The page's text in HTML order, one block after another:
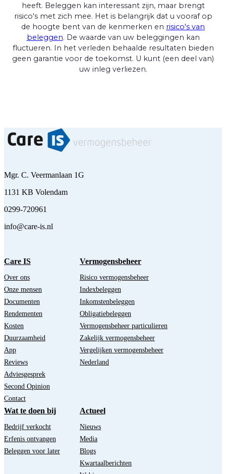
heeft. Beleggen kan interessant zijn, maar brengt
risico's met zich mee. Het is belangrijk dat u vooraf op
de hoogte bent van de kenmerken en risico's van
beleggen. De waarde van uw beleggingen kan
fluctueren. In het verleden behaalde resultaten bieden
geen garantie voor de toekomst. U kunt (een deel van)
uw inleg verliezen.
Mgr. C. Veermanlaan 1G
1131 KB Volendam
0299-720961
info@care-is.nl
Care IS
Over ons
Onze mensen
Documenten
Rendementen
Kosten
Duurzaamheid
App
Reviews
Adviesgesprek
Second Opinion
Contact
Vermogensbeheer
Risico vermogensbeheer
Indexbeleggen
Inkomstenbeleggen
Obligatiebeleggen
Vermogensbeheer particulieren
Zakelijk vermogensbeheer
Vergelijken vermogensbeheer
Nederland
Wat te doen bij
Bedrijf verkocht
Erfenis ontvangen
Beleggen voor later
Actueel
Nieuws
Media
Blogs
Kwartaalberichten